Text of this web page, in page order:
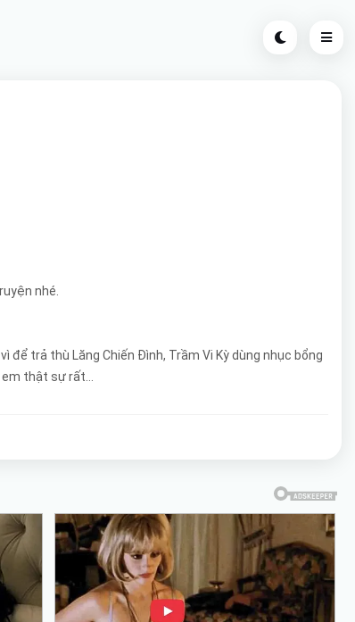
nhé.
để trả thù Lăng Chiến Đình, Trầm Vi Kỳ dùng nhục bổng
thật sự rất...